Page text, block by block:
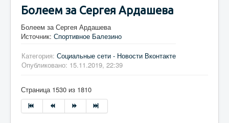
Болеем за Сергея Ардашева
Болеем за Сергея Ардашева
Источник: Спортивное Балезино
Категория: Социальные сети - Новости Вконтакте
Опубликовано: 15.11.2019, 22:39
Страница 1530 из 1810